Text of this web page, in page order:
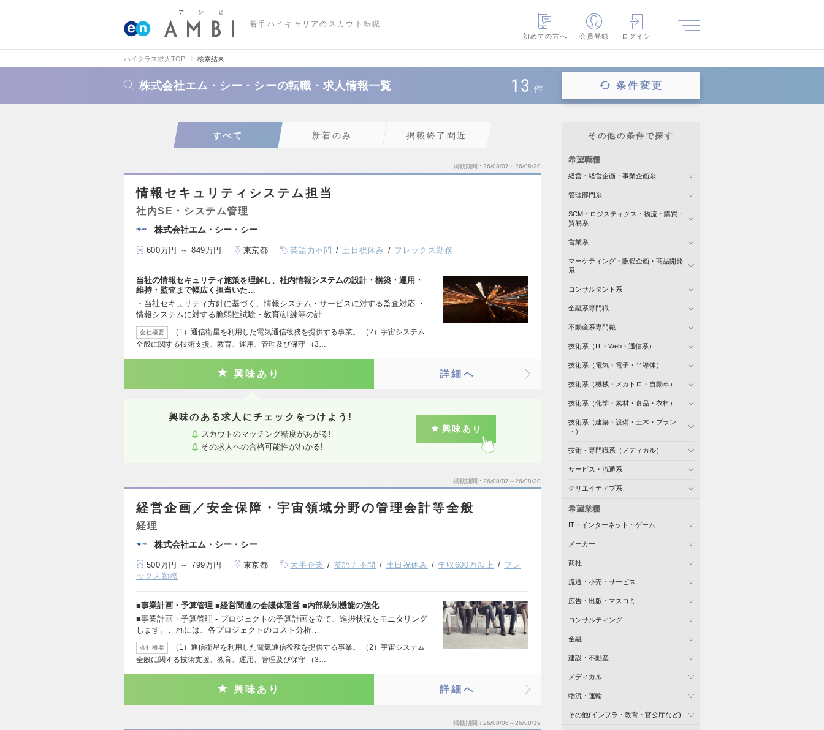
若手ハイキャリアのスカウト転職
初めての方へ
会員登録 ログイン
ハイクラス求人TOP 検索結果
株式会社エム・シー・シーの転職・求人情報一覧 13 件 条件変更
すべて 新着のみ 掲載終了間近
掲載期間 26/08/07～26/08/20
情報セキュリティシステム担当
社内SE・システム管理
株式会社エム・シー・シー
600万円 ～ 849万円 東京都 英語力不問 土日祝休み フレックス勤務
当社の情報セキュリティ施策を理解し、社内情報システムの設計・構築・運用・
維持・監査まで幅広く担当いた…
・当社セキュリティ方針に基づく、情報システム・サービスに対する監査対応 ・
情報システムに対する脆弱性試験・教育/訓練等の計…
会社概要
（1）通信衛星を利用した電気通信役務を提供する事業。 （2）宇宙システム
全般に関する技術支援、教育、運用、管理及び保守 （3…
興味あり 詳細へ
興味のある求人にチェックをつけよう!
スカウトのマッチング精度があがる!
その求人への合格可能性がわかる!
興味あり
掲載期間 26/08/07～26/08/20
経営企画／安全保障・宇宙領域分野の管理会計等全般
経理
株式会社エム・シー・シー
500万円 ～ 799万円 東京都 大手企業 英語力不問 土日祝休み 年収600万以上
フレ
ックス勤務
■事業計画・予算管理 ■経営関連の会議体運営 ■内部統制機能の強化
■事業計画・予算管理 - プロジェクトの予算計画を立て、進捗状況をモニタリング
します。これには、各プロジェクトのコスト分析…
会社概要
（1）通信衛星を利用した電気通信役務を提供する事業。 （2）宇宙システム
全般に関する技術支援、教育、運用、管理及び保守 （3…
興味あり 詳細へ
掲載期間 26/08/06～26/08/19
その他の条件で探す
希望職種
経営・経営企画・事業企画系
管理部門系
SCM・ロジスティクス・物流・購買・
貿易系
営業系
マーケティング・販促企画・商品開発
系
コンサルタント系
金融系専門職
不動産系専門職
技術系（IT・Web・通信系）
技術系（電気・電子・半導体）
技術系（機械・メカトロ・自動車）
技術系（化学・素材・食品・衣料）
技術系（建築・設備・土木・プラン
ト）
技術・専門職系（メディカル）
サービス・流通系
クリエイティブ系
希望業種
IT・インターネット・ゲーム
メーカー
商社
流通・小売・サービス
広告・出版・マスコミ
コンサルティング
金融
建設・不動産
メディカル
物流・運輸
その他(インフラ・教育・官公庁など)